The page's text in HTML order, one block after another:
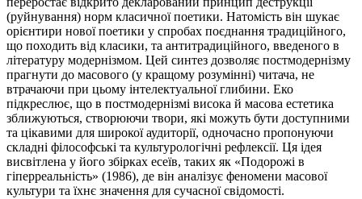
(руйнування) норм класичної поетики. Натомість він шукає
орієнтири нової поетики у спробах поєднання традиційного,
що походить від класики, та антитрадиційного, введеного в
літературу модернізмом. Цей синтез дозволяє постмодернізму
прагнути до масового (у кращому розумінні) читача, не
втрачаючи при цьому інтелектуальної глибини. Еко
підкреслює, що в постмодернізмі висока й масова естетика
зближуються, створюючи твори, які можуть бути доступними
та цікавими для широкої аудиторії, одночасно пропонуючи
складні філософські та культурологічні рефлексії. Ця ідея
висвітлена у його збірках есеїв, таких як «Подорожі в
гіперреальність» (1986), де він аналізує феномени масової
культури та їхнє значення для сучасної свідомості.